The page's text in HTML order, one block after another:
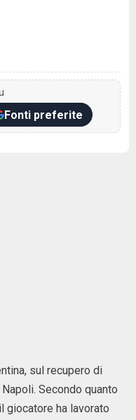
Fonti preferite
sul recupero di
Secondo quanto
giocatore ha lavorato